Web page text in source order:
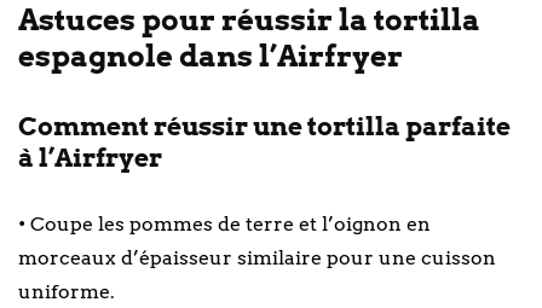
Astuces pour réussir la tortilla
espagnole dans l’Airfryer
Comment réussir une tortilla parfaite
à l’Airfryer
• Coupe les pommes de terre et l’oignon en
morceaux d’épaisseur similaire pour une cuisson
uniforme.